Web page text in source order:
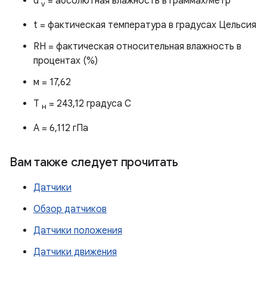
v
t = фактическая температура в градусах Цельсия
RH = фактическая относительная влажность в
процентах (%)
м = 17,62
Т н = 243,12 градуса С
А = 6,112 гПа
Вам также следует прочитать
Датчики
Обзор датчиков
Датчики положения
Датчики движения